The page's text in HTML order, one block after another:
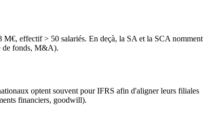
effectif > 50 salariés. En deçà, la SA et la SCA nomment
de fonds, M&A).
optent souvent pour IFRS afin d'aligner leurs filiales
financiers, goodwill).